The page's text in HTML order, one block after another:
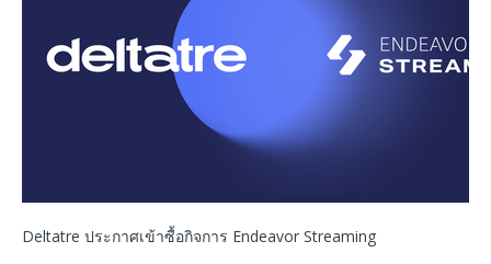
Deltatre ประกาศเข้าซื้อกิจการ Endeavor Streaming